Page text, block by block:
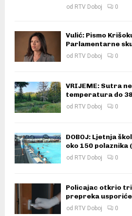
od RTV Doboj 0
Vulić: Pismo
Parlamentarne
od RTV Doboj 0
VRIJEME: Sutra
temperatura do
od RTV Doboj 0
DOBOJ: Ljetnja
oko 150 polaznika
od RTV Doboj 0
Policajac otkrio
prepreka
od RTV Doboj 0